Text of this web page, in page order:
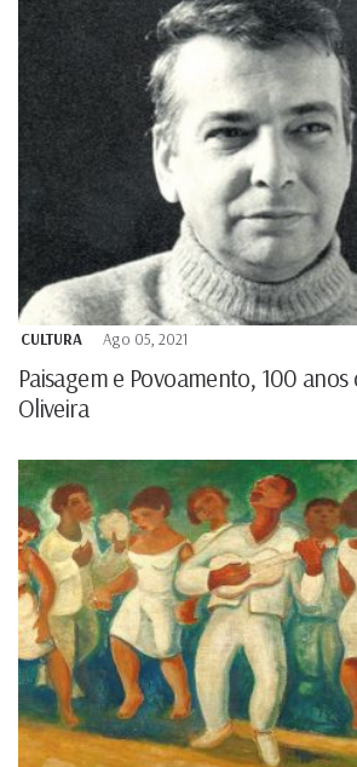
CULTURA Ago 05, 2021
Paisagem e Povoamento, 100 anos
Oliveira